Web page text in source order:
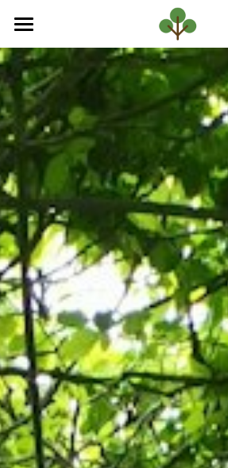
ホーム
組合について
事業案内
組合員紹介
組合員専用
ブログカテゴリー
最新情報
トピックス